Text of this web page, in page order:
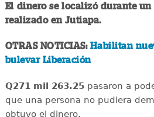
El dinero se localizó durante
realizado en Jutiapa.
OTRAS NOTICIAS: Habilitan
bulevar Liberación
Q271 mil 263.25pasaron a
que una persona no pudiera
obtuvo el dinero.